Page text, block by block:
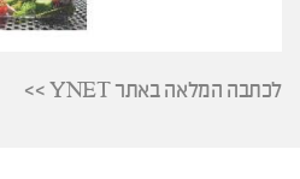
לכתבה המלאה באתר YNET >>